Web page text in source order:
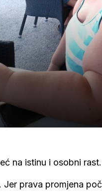
na istinu i osobni rast.
prava promjena